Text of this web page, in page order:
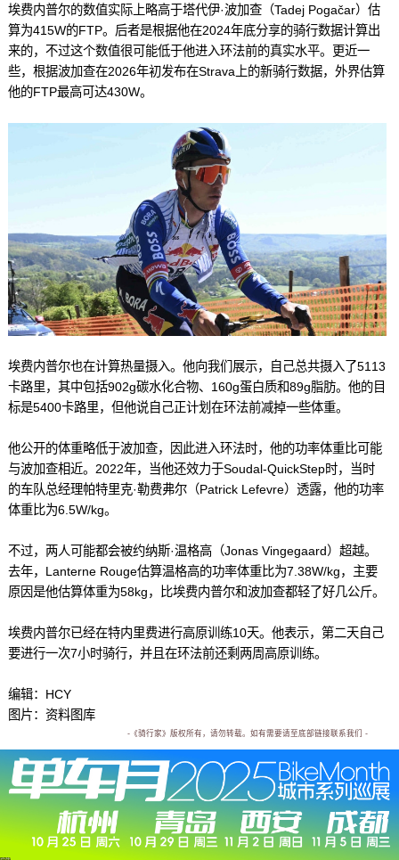
埃费内普尔的数值实际上略高于塔代伊·波加查（Tadej Pogačar）估
算为415W的FTP。后者是根据他在2024年底分享的骑行数据计算出
来的，不过这个数值很可能低于他进入环法前的真实水平。更近一
些，根据波加查在2026年初发布在Strava上的新骑行数据，外界估算
他的FTP最高可达430W。
埃费内普尔也在计算热量摄入。他向我们展示，自己总共摄入了5113
卡路里，其中包括902g碳水化合物、160g蛋白质和89g脂肪。他的目
标是5400卡路里，但他说自己正计划在环法前减掉一些体重。
他公开的体重略低于波加查，因此进入环法时，他的功率体重比可能
与波加查相近。2022年，当他还效力于Soudal-QuickStep时，当时
的车队总经理帕特里克·勒费弗尔（Patrick Lefevre）透露，他的功率
体重比为6.5W/kg。
不过，两人可能都会被约纳斯·温格高（Jonas Vingegaard）超越。
去年，Lanterne Rouge估算温格高的功率体重比为7.38W/kg，主要
原因是他估算体重为58kg，比埃费内普尔和波加查都轻了好几公斤。
埃费内普尔已经在特内里费进行高原训练10天。他表示，第二天自己
要进行一次7小时骑行，并且在环法前还剩两周高原训练。
编辑：HCY
图片：资料图库
-《骑行家》版权所有，请勿转载。如有需要请至底部链接联系我们 -